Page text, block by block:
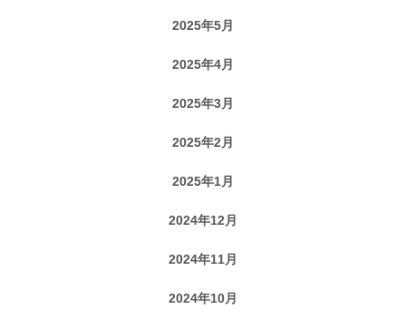
2025年5月
2025年4月
2025年3月
2025年2月
2025年1月
2024年12月
2024年11月
2024年10月